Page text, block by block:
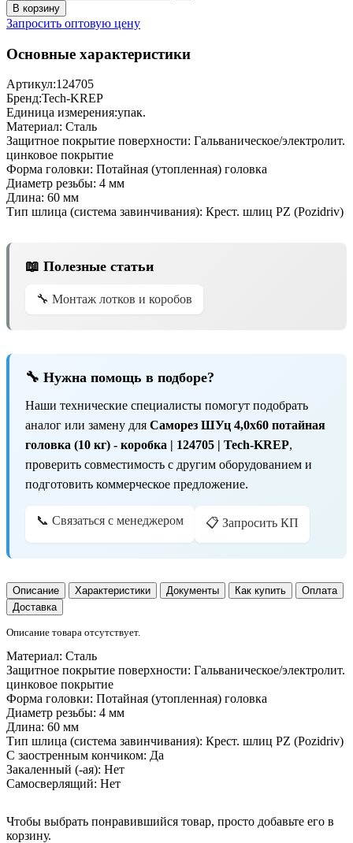
В корзину
Запросить оптовую цену
Основные характеристики
Артикул:124705
Бренд:Tech-KREP
Единица измерения:упак.
Материал: Сталь
Защитное покрытие поверхности: Гальваническое/электролит.
цинковое покрытие
Форма головки: Потайная (утопленная) головка
Диаметр резьбы: 4 мм
Длина: 60 мм
Тип шлица (система завинчивания): Крест. шлиц PZ (Pozidriv)
📖 Полезные статьи
🔧 Монтаж лотков и коробов
🔧 Нужна помощь в подборе?
Наши технические специалисты помогут подобрать
аналог или замену для Саморез ШУц 4,0х60 потайная
головка (10 кг) - коробка | 124705 | Tech-KREP,
проверить совместимость с другим оборудованием и
подготовить коммерческое предложение.
📞 Связаться с менеджером 📋 Запросить КП
Описание Характеристики Документы Как купить
Оплата
Доставка
Описание товара отсутствует.
Материал: Сталь
Защитное покрытие поверхности: Гальваническое/электролит.
цинковое покрытие
Форма головки: Потайная (утопленная) головка
Диаметр резьбы: 4 мм
Длина: 60 мм
Тип шлица (система завинчивания): Крест. шлиц PZ (Pozidriv)
С заостренным кончиком: Да
Закаленный (-ая): Нет
Самосверлящий: Нет
Чтобы выбрать понравившийся товар, просто добавьте его в
корзину.